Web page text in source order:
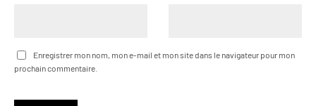
Enregistrer mon nom, mon e-mail et mon site dans le navigateur pour mon
prochain commentaire.